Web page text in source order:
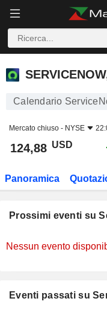
SERVICENOW, INC.
Calendario
Mercato chiuso - NYSE
124,88 USD
Panoramica
Prossimi eventi su
Nessun evento
Eventi passati su